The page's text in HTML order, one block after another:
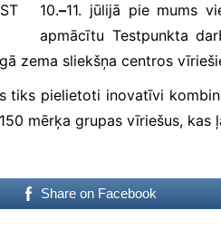
10.–11. jūlijā pie mums
apmācītu Testpunkta
zema sliekšņa centros
tiks pielietoti inovatīvi
mērķa grupas vīriešus,
Share on Facebook